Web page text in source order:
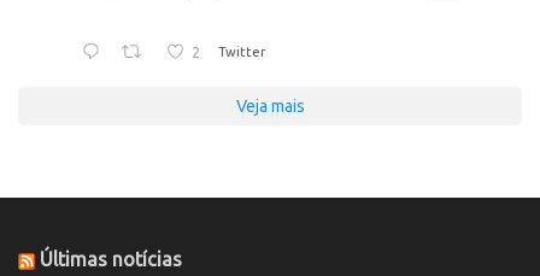
2 Twitter
Veja mais
Últimas notícias